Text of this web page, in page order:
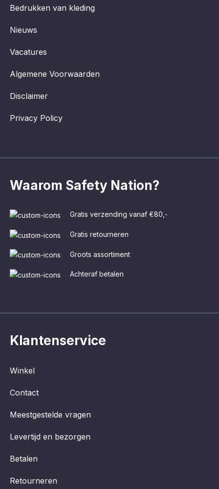
Klantenservice
Winkel
Contact
Meestgestelde vragen
Levertijd en bezorgen
Betalen
Retourneren
Waarom Safety Nation?
Gratis verzending vanaf €80,-
Gratis retourneren
Groots assortiment
Achteraf betalen
Bedrukken van kleding
Nieuws
Vacatures
Algemene Voorwaarden
Disclaimer
Privacy Policy